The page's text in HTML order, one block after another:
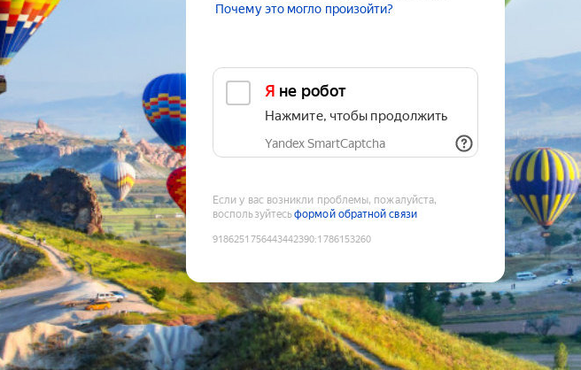
Почему это могло произойти?
Я не робот
Нажмите, чтобы продолжить
Yandex SmartCaptcha
Если у вас возникли проблемы, пожалуйста,
воспользуйтесьформой обратной связи
9186251756443442390:1786153260